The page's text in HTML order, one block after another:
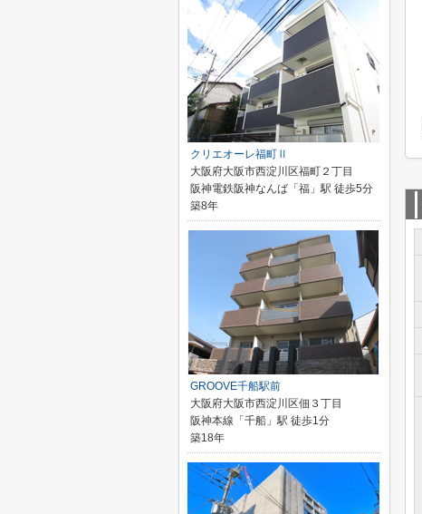
クリエオーレ福町Ⅱ
大阪府大阪市西淀川区福町２丁目
阪神電鉄阪神なんば「福」駅 徒歩5分
築8年
GROOVE千船駅前
大阪府大阪市西淀川区佃３丁目
阪神本線「千船」駅 徒歩1分
築18年